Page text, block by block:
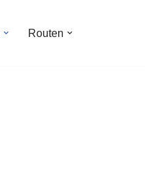
Routen